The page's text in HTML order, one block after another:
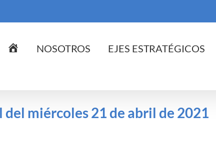
InicioNOSOTROS EJES ESTRATÉGICOS
miércoles 21 de abril de 2021